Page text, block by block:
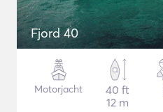
Fjord 40
Motorjacht
40 ft
12 m